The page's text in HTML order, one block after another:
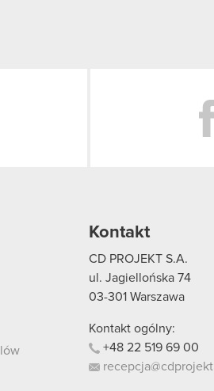
Kontakt
CD PROJEKT S.A.
ul. Jagiellońska 74
03-301 Warszawa
Kontakt ogólny:
+48 22 519 69 00